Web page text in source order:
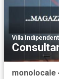
Villa
monolocale